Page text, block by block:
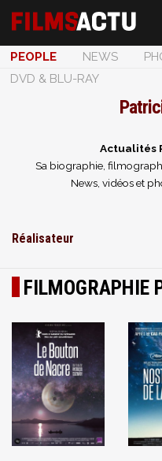
PEOPLE NEWS
DVD & BLU-RAY
Actualités
Sa biographie,
News, vidéos et
Réalisateur
FILMOGRAPHIE